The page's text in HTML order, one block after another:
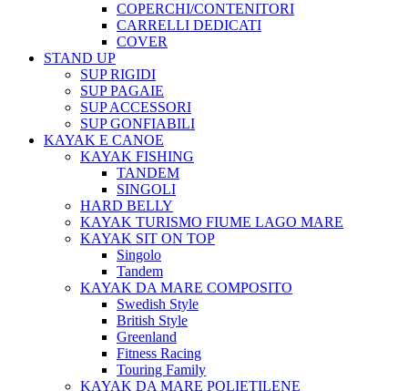
COPERCHI/CONTENITORI
CARRELLI DEDICATI
COVER
STAND UP
SUP RIGIDI
SUP PAGAIE
SUP ACCESSORI
SUP GONFIABILI
KAYAK E CANOE
KAYAK FISHING
TANDEM
SINGOLI
HARD BELLY
KAYAK TURISMO FIUME LAGO MARE
KAYAK SIT ON TOP
Singolo
Tandem
KAYAK DA MARE COMPOSITO
Swedish Style
British Style
Greenland
Fitness Racing
Touring Family
KAYAK DA MARE POLIETILENE